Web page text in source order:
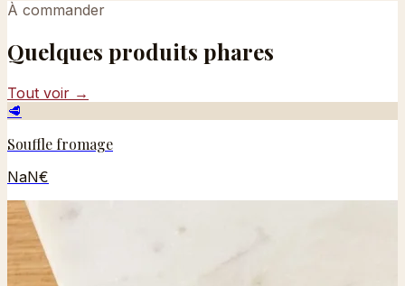
À commander
Quelques produits phares
Tout voir →
🥩
Souffle fromage
NaN€